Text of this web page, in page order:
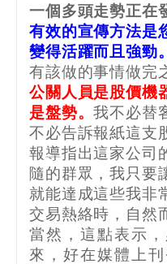
一個多頭走勢正在
有效的宣傳方法是
變得活躍而且強勁。
有該做的事情做完
公關人員是股價機
是盤勢。我不必替
不必告訴報紙這支
報導指出這家公司
隨的群眾，我只要
就能達成這些我非
交易熱絡時，自然
當然，這點表示
來，好在媒體上